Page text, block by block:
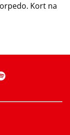
Kort na